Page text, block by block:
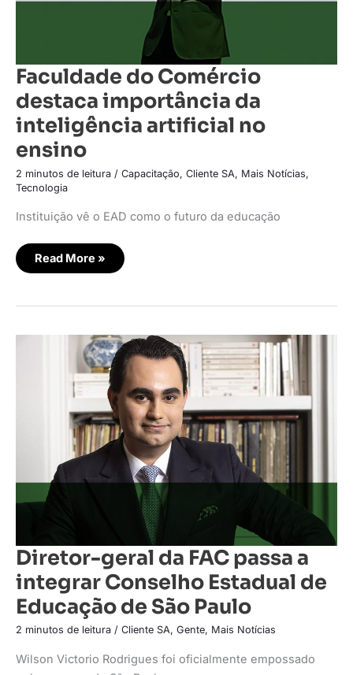
Faculdade do Comércio
destaca importância da
inteligência artificial no
ensino
2 minutos de leitura / Capacitação, Cliente SA, Mais Notícias,
Tecnologia
Instituição vê o EAD como o futuro da educação
Read More »
Diretor-geral da FAC passa a
integrar Conselho Estadual de
Educação de São Paulo
2 minutos de leitura / Cliente SA, Gente, Mais Notícias
Wilson Victorio Rodrigues foi oficialmente empossado
Diretor-
Conselho
Estadual
Educação
São
Paulo